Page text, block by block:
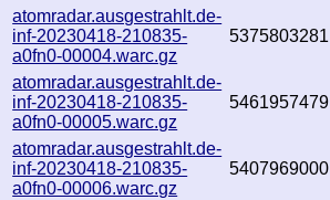
atomradar.ausgestrahlt.de-
inf-20230418-210835-
a0fn0-00004.warc.gz
5375803281
atomradar.ausgestrahlt.de-
inf-20230418-210835-
a0fn0-00005.warc.gz
5461957479
atomradar.ausgestrahlt.de-
inf-20230418-210835-
a0fn0-00006.warc.gz
5407969000